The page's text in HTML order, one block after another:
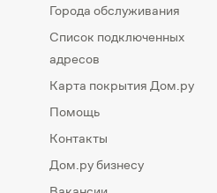
Города обслуживания
Список подключенных
адресов
Карта покрытия Дом.ру
Помощь
Контакты
Дом.ру бизнесу